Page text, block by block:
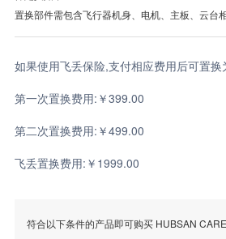
置换部件需包含飞行器机身、电机、主板、云台
如果使用飞丢保险,支付相应费用后可置换
第一次置换费用:￥399.00
第二次置换费用:￥499.00
飞丢置换费用:￥1999.00
符合以下条件的产品即可购买 HUBSAN